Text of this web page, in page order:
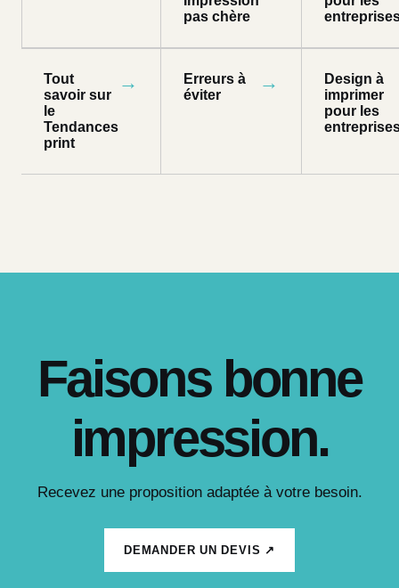
pas chère
Tout
savoir sur
le
Tendances
print
→
Erreurs à
éviter
→
Design à
imprimer
pour les
Faisons bonne
impression.
Recevez une proposition adaptée à votre besoin.
DEMANDER UN DEVIS ↗